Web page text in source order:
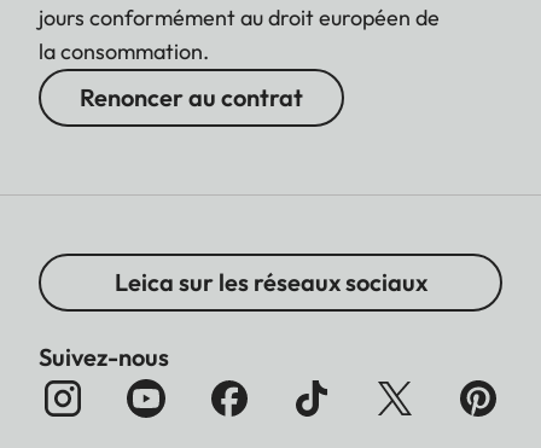
jours conformément au droit européen de
la consommation.
Renoncer au contrat
Leica sur les réseaux sociaux
Suivez-nous